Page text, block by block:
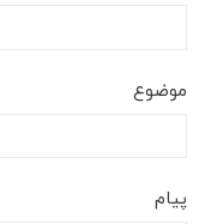
موضوع
پیام